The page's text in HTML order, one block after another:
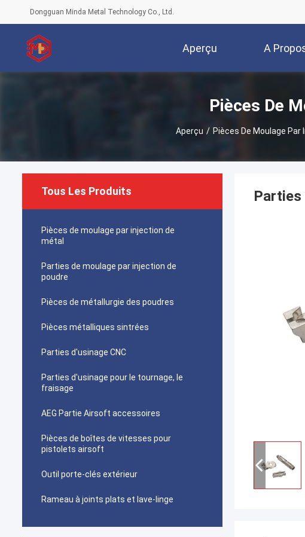
Dongguan Minda Metal Technology Co., Ltd.
Aperçu A
Pièces De
Aperçu / Pièces De Moulage Par
Tous Les Produits
Pièces de moulage par injection de
métal
Parties de moulage par injection de
poudre
Pièces de métallurgie des poudres
Pièces métalliques sintrées
Parties d'usinage CNC
Parties d'usinage pour le tournage, le
fraisage
AEG Partie Airsoft accessoires
Pièces de boîtes de vitesses pour
pistolets airsoft
Outil porte-clés extérieur
Rameau à joints plats et lave-linge
Parties